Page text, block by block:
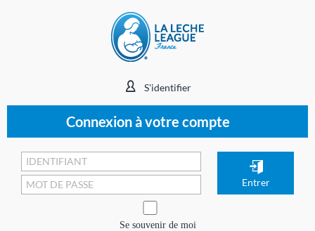
S'identifier
Connexion à votre compte
Se souvenir de moi